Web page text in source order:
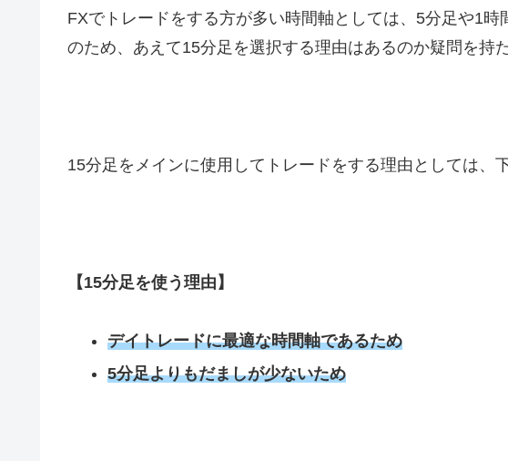
FXでトレードをする方が多い時間軸としては、 5分足や1時
のため、あえて15分足を選択する理由はあるのか疑問を持
15分足をメインに使用してトレードをする理由としては、
【15分足を使う理由】
デイトレードに最適な時間軸であるため
5分足よりもだましが少ないため